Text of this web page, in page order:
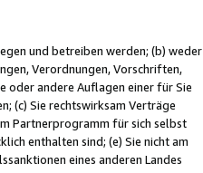
und betreiben werden; (b) weder
Verordnungen, Vorschriften,
oder andere Auflagen einer für Sie
(c) Sie rechtswirksam Verträge
Partnerprogramm für sich selbst
enthalten sind; (e) Sie nicht am
eines anderen Landes